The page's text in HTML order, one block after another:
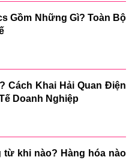
Gồm Những Gì? Toàn Bộ
Cách Khai Hải Quan Điện
Doanh Nghiệp
từ khi nào? Hàng hóa nào